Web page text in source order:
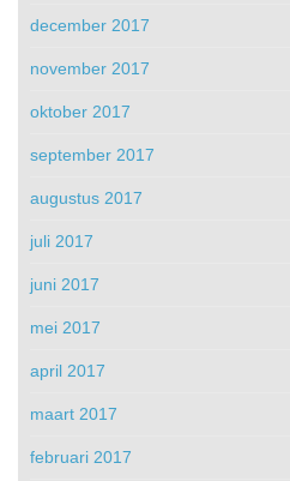
december 2017
november 2017
oktober 2017
september 2017
augustus 2017
juli 2017
juni 2017
mei 2017
april 2017
maart 2017
februari 2017